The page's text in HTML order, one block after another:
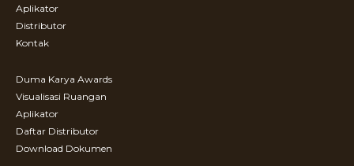
Aplikator
Distributor
Kontak
Duma Karya Awards
Visualisasi Ruangan
Aplikator
Daftar Distributor
Download Dokumen